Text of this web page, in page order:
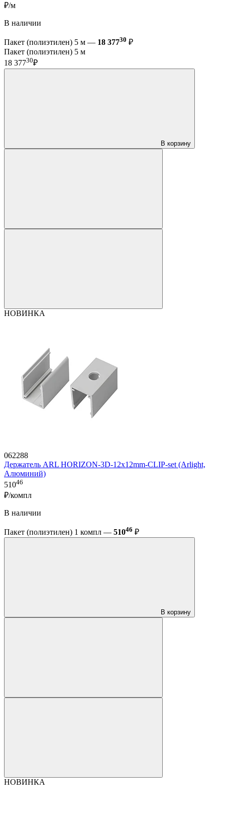
₽/м
В наличии
Пакет (полиэтилен) 5 м — 18 37730 ₽
Пакет (полиэтилен) 5 м
18 37730₽
В корзину
НОВИНКА
062288
Держатель ARL HORIZON-3D-12x12mm-CLIP-set (Arlight,
Алюминий)
51046
₽/компл
В наличии
Пакет (полиэтилен) 1 компл — 51046 ₽
В корзину
НОВИНКА